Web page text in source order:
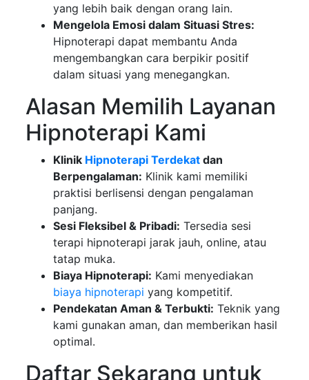
yang lebih baik dengan orang lain.
Mengelola Emosi dalam Situasi Stres:
Hipnoterapi dapat membantu Anda
mengembangkan cara berpikir positif
dalam situasi yang menegangkan.
Alasan Memilih Layanan
Hipnoterapi Kami
Klinik Hipnoterapi Terdekat dan
Berpengalaman: Klinik kami memiliki
praktisi berlisensi dengan pengalaman
panjang.
Sesi Fleksibel & Pribadi: Tersedia sesi
terapi hipnoterapi jarak jauh, online, atau
tatap muka.
Biaya Hipnoterapi: Kami menyediakan
biaya hipnoterapi yang kompetitif.
Pendekatan Aman & Terbukti: Teknik yang
kami gunakan aman, dan memberikan hasil
optimal.
Daftar Sekarang untuk